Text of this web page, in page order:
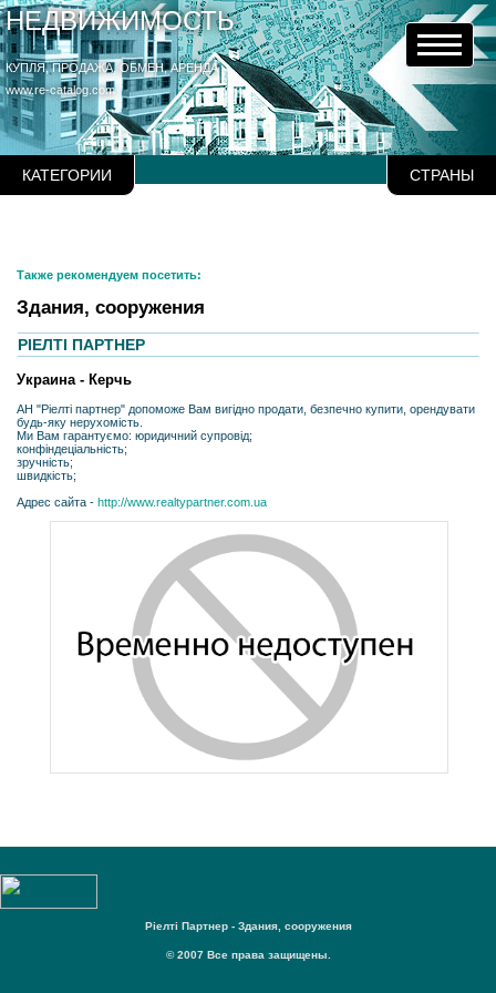
НЕДВИЖИМОСТЬ
КУПЛЯ, ПРОДАЖА, ОБМЕН, АРЕНДА
www.re-catalog.com
КАТЕГОРИИ СТРАНЫ
Также рекомендуем посетить:
Здания, сооружения
РІЕЛТІ ПАРТНЕР
Украина - Керчь
АН "Ріелті партнер" допоможе Вам вигідно продати, безпечно купити, орендувати
будь-яку нерухомість.
Ми Вам гарантуємо: юридичний супровід;
конфіндеціальність;
зручність;
швидкість;
Адрес сайта - http://www.realtypartner.com.ua
Ріелті Партнер - Здания, сооружения
© 2007 Все права защищены.